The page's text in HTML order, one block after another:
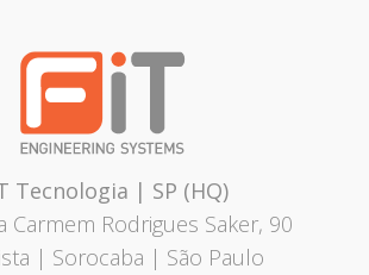
Tecnologia | SP (HQ)
Carmem Rodrigues Saker, 90
| Sorocaba | São Paulo